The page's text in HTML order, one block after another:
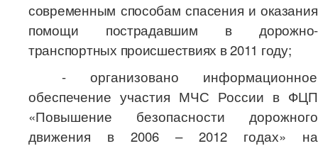
современным способам спасения и оказания
помощи пострадавшим в дорожно-
транспортных происшествиях в 2011 году;
- организовано информационное
обеспечение участия МЧС России в ФЦП
«Повышение безопасности дорожного
движения в 2006 – 2012 годах» на